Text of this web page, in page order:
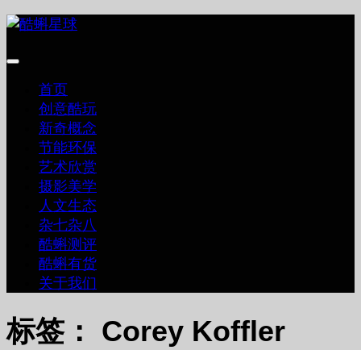
跳
内
首页
创意酷玩
新奇概念
节能环保
艺术欣赏
摄影美学
人文生态
杂七杂八
酷蝌测评
酷蝌有货
关于我们
标签： Corey Koffler